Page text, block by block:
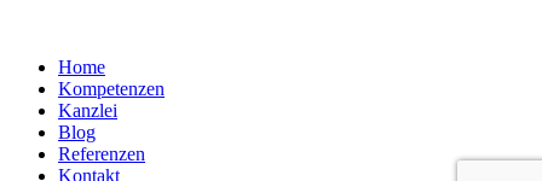
Home
Kompetenzen
Kanzlei
Blog
Referenzen
Kontakt